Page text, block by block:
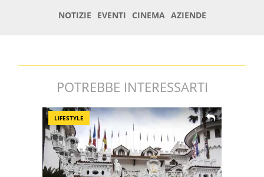
POTREBBE INTERESSARTI
LIFESTYLE